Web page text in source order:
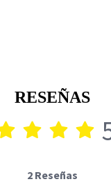
RESEÑAS
2 Reseñas